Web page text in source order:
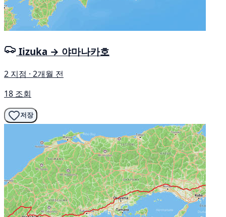
Iizuka → 야마나카호
2 지점 · 2개월 전
18 조회
저장